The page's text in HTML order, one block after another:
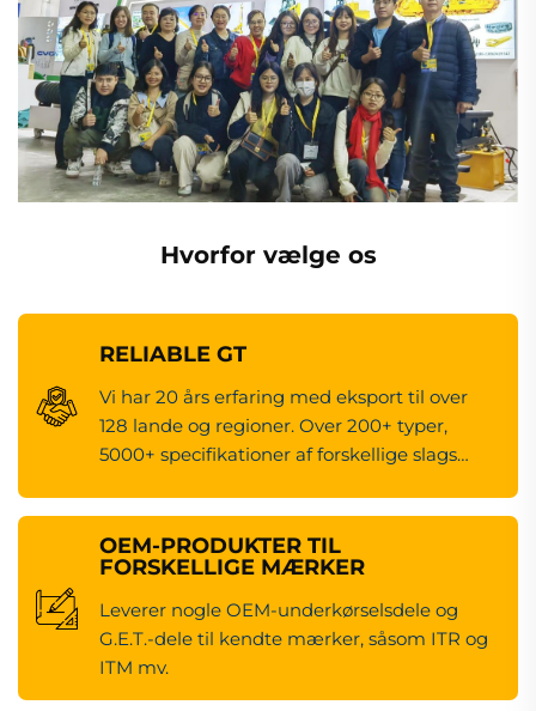
Hvorfor vælge os
RELIABLE GT
Vi har 20 års erfaring med eksport til over
128 lande og regioner. Over 200+ typer,
5000+ specifikationer af forskellige slags
OEM-PRODUKTER TIL
FORSKELLIGE MÆRKER
Leverer nogle OEM-underkørselsdele og
G.E.T.-dele til kendte mærker, såsom ITR og
ITM mv.